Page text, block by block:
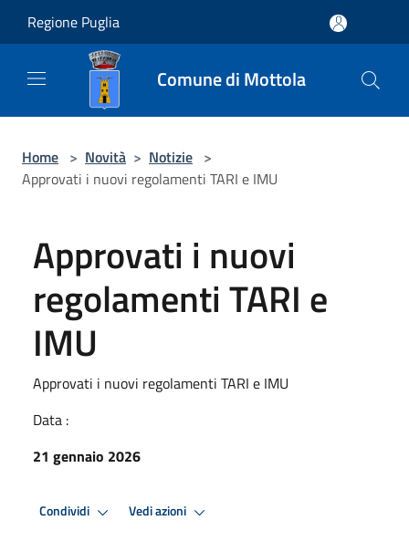
Regione Puglia
Comune di Mottola
Home > Novità > Notizie >
Approvati i nuovi regolamenti TARI e IMU
Approvati i nuovi
regolamenti TARI e
IMU
Approvati i nuovi regolamenti TARI e IMU
Data :
21 gennaio 2026
Condividi Vedi azioni